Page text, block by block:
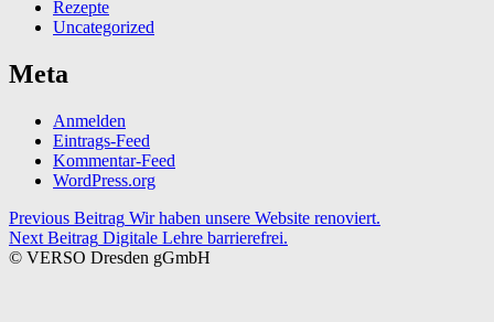
Rezepte
Uncategorized
Meta
Anmelden
Eintrags-Feed
Kommentar-Feed
WordPress.org
Beitragsnavigation
Previous Beitrag Wir haben unsere Website renoviert.
Next Beitrag Digitale Lehre barrierefrei.
© VERSO Dresden gGmbH